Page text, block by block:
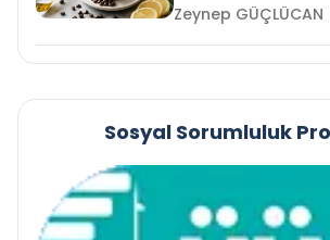
Zeynep GÜÇLÜCAN
Sosyal Sorumluluk